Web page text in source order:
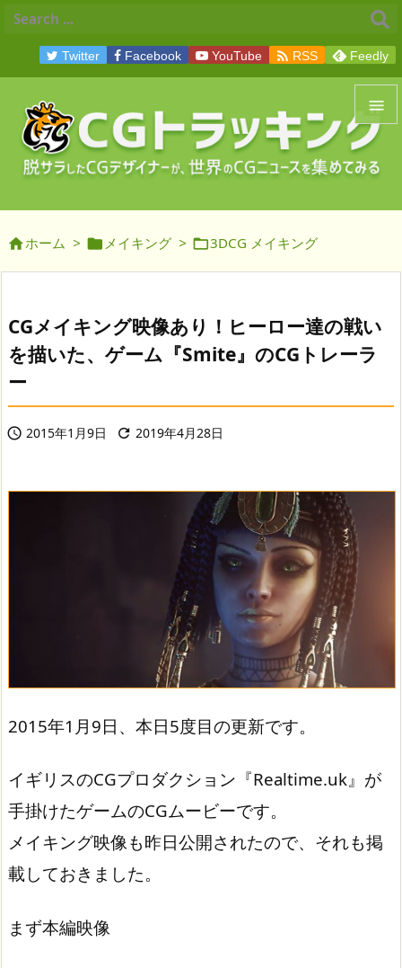


メニュ
前へ
次へ

検索
Twitter Facebook YouTube  RSS Feedly
ホーム >  メイキング > 3DCG メイキング
CGメイキング映像あり！ヒーロー達の戦い
を描いた、ゲーム『Smite』のCGトレーラ
ー
 2015年1月9日  2019年4月28日
2015年1月9日、本日5度目の更新です。
イギリスのCGプロダクション『Realtime.uk』が
手掛けたゲームのCGムービーです。
メイキング映像も昨日公開されたので、それも掲
載しておきました。
まず本編映像